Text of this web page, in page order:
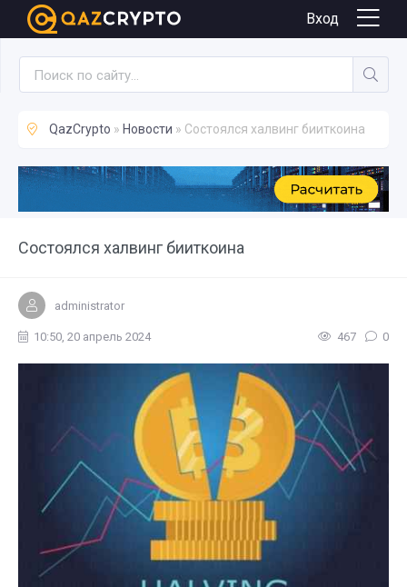
Вход
QazCrypto » Новости » Состоялся халвинг бииткоина
Состоялся халвинг бииткоина
Новости
administrator
10:50, 20 апрель 2024 467 0